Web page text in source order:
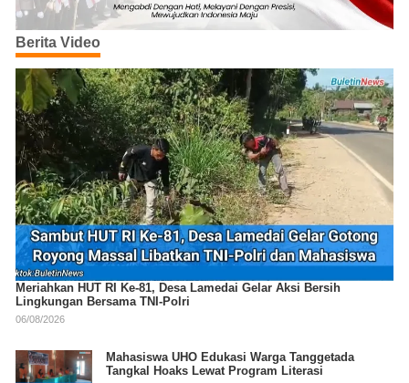
Berita Video
Meriahkan HUT RI Ke-81, Desa Lamedai Gelar Aksi Bersih
Lingkungan Bersama TNI-Polri
06/08/2026
Mahasiswa UHO Edukasi Warga Tanggetada
Tangkal Hoaks Lewat Program Literasi